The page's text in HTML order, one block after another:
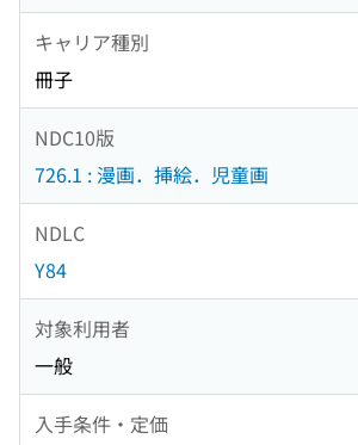
キャリア種別
冊子
NDC10版
726.1 : 漫画．挿絵．児童画
NDLC
Y84
対象利用者
一般
入手条件・定価